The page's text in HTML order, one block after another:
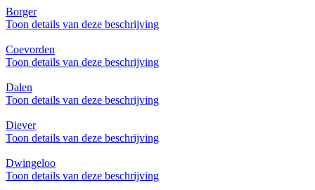
Borger
Toon details van deze beschrijving
Coevorden
Toon details van deze beschrijving
Dalen
Toon details van deze beschrijving
Diever
Toon details van deze beschrijving
Dwingeloo
Toon details van deze beschrijving